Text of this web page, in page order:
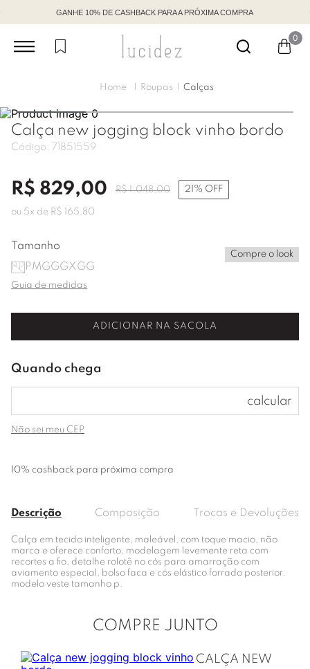
GANHE 10% DE CASHBACK PARA A PRÓXIMA COMPRA
0
Roupas Calças
Calça new jogging block vinho bordo
Código: 71851559
R$ 829,00 R$ 1.048,00 21% OFF
ou 5x de R$ 165 ,80
Tamanho
PP PMGGGXGG
Compre o look
Guia de medidas
ADICIONAR NA SACOLA
Não sei meu CEP
10% cashback para próxima compra
Descrição Composição Trocas e Devoluções
Calça em tecido inteligente, maleável, com toque macio, não
marca e oferece conforto, modelagem levemente reta com
recortes a fio, detalhe rolotê no cós para amarração com
aviamento especial, bolso faca e cós elástico forrado posterior.
modelo veste tamanho p.
COMPRE JUNTO
CALÇA NEW